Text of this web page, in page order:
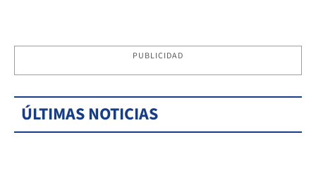
PUBLICIDAD
ÚLTIMAS NOTICIAS